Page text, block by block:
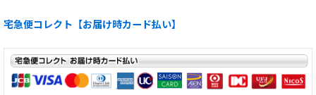
宅急便コレクト【お届け時カード払い】